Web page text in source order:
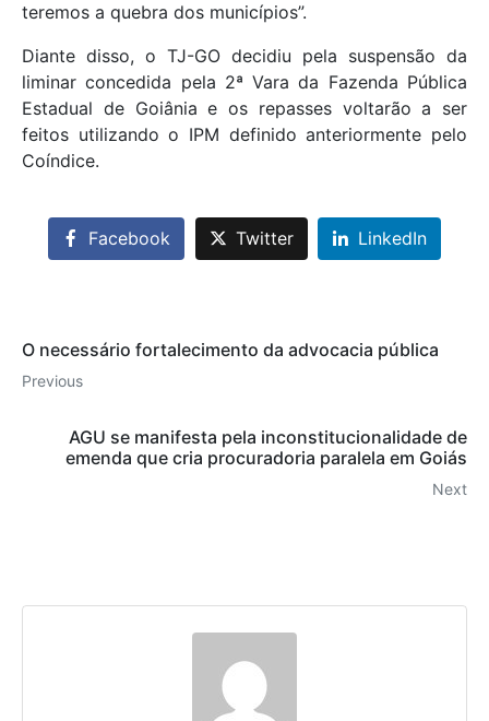
teremos a quebra dos municípios”.
Diante disso, o TJ-GO decidiu pela suspensão da
liminar concedida pela 2ª Vara da Fazenda Pública
Estadual de Goiânia e os repasses voltarão a ser
feitos utilizando o IPM definido anteriormente pelo
Coíndice.
Facebook Twitter LinkedIn
O necessário fortalecimento da advocacia pública
Previous
AGU se manifesta pela inconstitucionalidade de
emenda que cria procuradoria paralela em Goiás
Next